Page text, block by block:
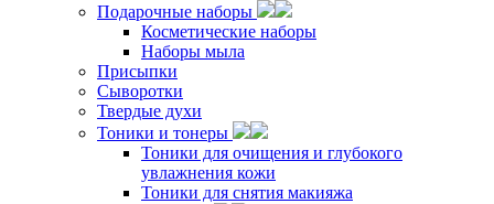
Подарочные наборы
Косметические наборы
Наборы мыла
Присыпки
Сыворотки
Твердые духи
Тоники и тонеры
Тоники для очищения и глубокого
увлажнения кожи
Тоники для снятия макияжа